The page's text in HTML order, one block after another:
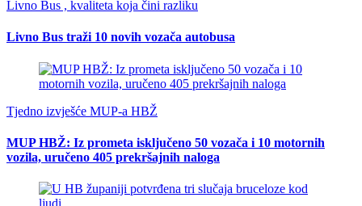
Livno Bus , kvaliteta koja čini razliku
Livno Bus traži 10 novih vozača autobusa
Tjedno izvješće MUP-a HBŽ
MUP HBŽ: Iz prometa isključeno 50 vozača i 10 motornih
vozila, uručeno 405 prekršajnih naloga